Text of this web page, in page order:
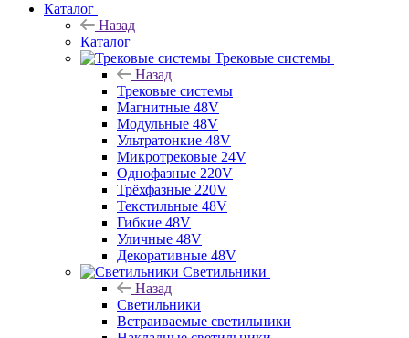
Каталог
Назад
Каталог
Трековые системы
Назад
Трековые системы
Магнитные 48V
Модульные 48V
Ультратонкие 48V
Микротрековые 24V
Однофазные 220V
Трёхфазные 220V
Текстильные 48V
Гибкие 48V
Уличные 48V
Декоративные 48V
Светильники
Назад
Светильники
Встраиваемые светильники